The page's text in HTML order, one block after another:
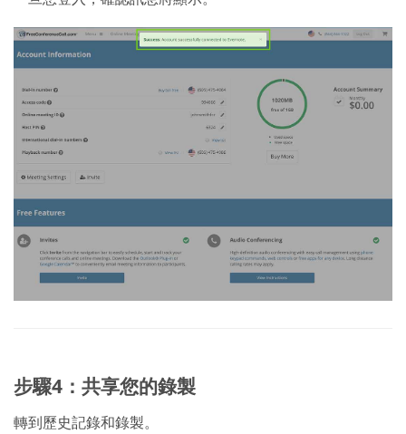
步驟4：共享您的錄製
轉到歷史記錄和錄製。